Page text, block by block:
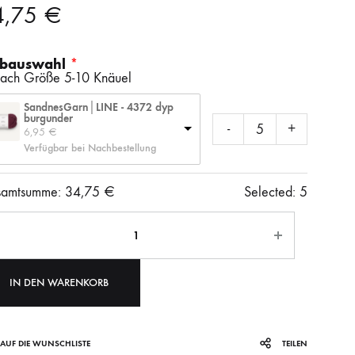
LITLG (LIFE IN THE LONG GRASS)
SOCKENWOLLE
ANDERE SCHÖNE BÜCHER
€
Größe 5-10 Knäuel
SandnesGarn│LINE - 4372 dyp
burgunder
6,95 €
Verfügbar bei Nachbestellung
- +
34,75 € Selected: 5
IN DEN WARENKORB
AUF DIE WUNSCHLISTE TEILEN